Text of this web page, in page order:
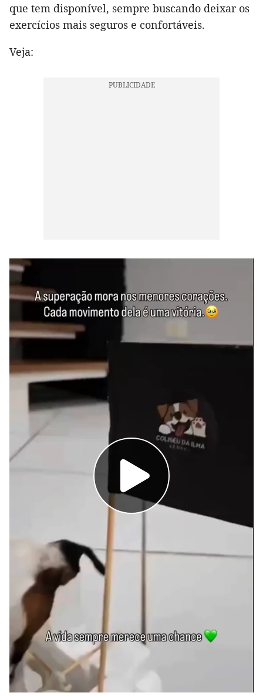
que tem disponível, sempre buscando deixar os
exercícios mais seguros e confortáveis.
Veja: